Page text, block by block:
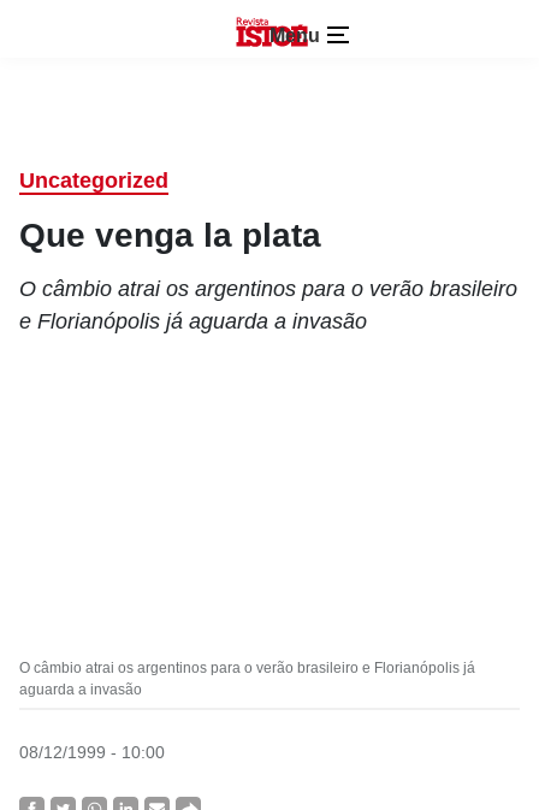
Menu
Uncategorized
Que venga la plata
O câmbio atrai os argentinos para o verão brasileiro
e Florianópolis já aguarda a invasão
O câmbio atrai os argentinos para o verão brasileiro e Florianópolis já
aguarda a invasão
08/12/1999 - 10:00